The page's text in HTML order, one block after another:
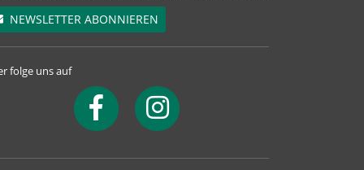
NEWSLETTER ABONNIEREN
folge uns auf